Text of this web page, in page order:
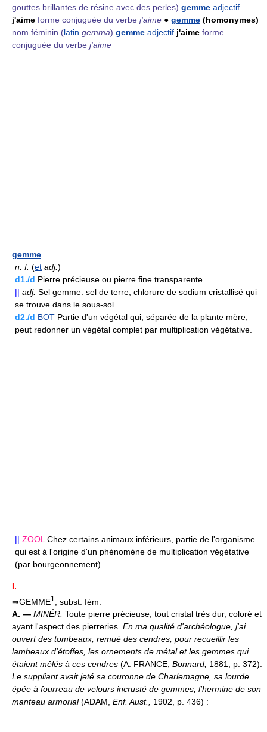
gouttes brillantes de résine avec des perles) gemme adjectif
j'aime forme conjuguée du verbe j'aime ● gemme (homonymes)
nom féminin (latin gemma) gemme adjectif j'aime forme
conjuguée du verbe j'aime
gemme
n. f. (et adj.)
d1./d Pierre précieuse ou pierre fine transparente.
|| adj. Sel gemme: sel de terre, chlorure de sodium cristallisé qui
se trouve dans le sous-sol.
d2./d BOT Partie d'un végétal qui, séparée de la plante mère,
peut redonner un végétal complet par multiplication végétative.
|| ZOOL Chez certains animaux inférieurs, partie de l'organisme
qui est à l'origine d'un phénomène de multiplication végétative
(par bourgeonnement).
I.
⇒GEMME1
, subst. fém.
A. — MINÉR. Toute pierre précieuse; tout cristal très dur, coloré et
ayant l'aspect des pierreries. En ma qualité d'archéologue, j'ai
ouvert des tombeaux, remué des cendres, pour recueillir les
lambeaux d'étoffes, les ornements de métal et les gemmes qui
étaient mêlés à ces cendres (A. FRANCE, Bonnard, 1881, p. 372).
Le suppliant avait jeté sa couronne de Charlemagne, sa lourde
épée à fourreau de velours incrusté de gemmes, l'hermine de son
manteau armorial(ADAM, Enf. Aust., 1902, p. 436) :